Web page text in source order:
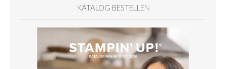
KATALOG BESTELLEN